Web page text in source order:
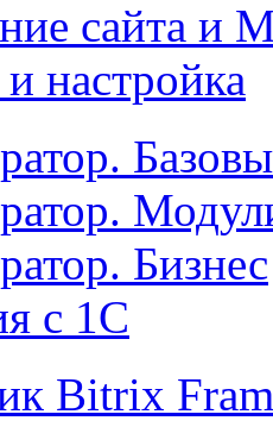
сайта и
настройка
Бизнес
с 1С
Bitrix